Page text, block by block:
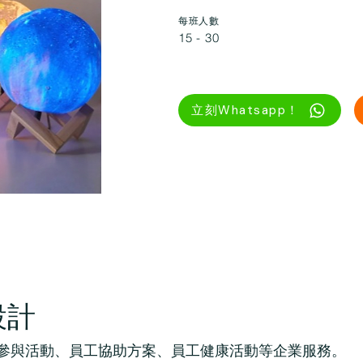
每班人數
15 - 30
立刻Whatsapp！
與活動、員工協助方案、員工健康活動等企業服務。